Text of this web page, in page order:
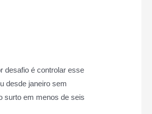
desafio é controlar esse
desde janeiro sem
surto em menos de seis